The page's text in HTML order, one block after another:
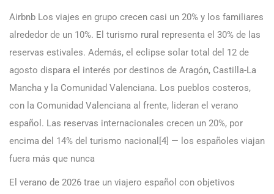
Airbnb Los viajes en grupo crecen casi un 20% y los familiares
alrededor de un 10%. El turismo rural representa el 30% de las
reservas estivales. Además, el eclipse solar total del 12 de
agosto dispara el interés por destinos de Aragón, Castilla-La
Mancha y la Comunidad Valenciana. Los pueblos costeros,
con la Comunidad Valenciana al frente, lideran el verano
español. Las reservas internacionales crecen un 20%, por
encima del 14% del turismo nacional[4] — los españoles viajan
fuera más que nunca
El verano de 2026 trae un viajero español con objetivos